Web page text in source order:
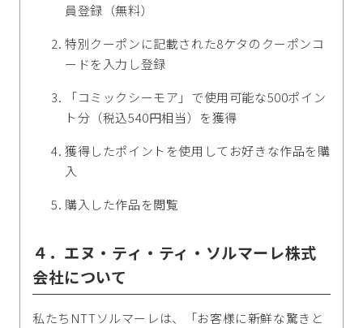
員登録（無料）
特別クーポンに記載された8ケタのクーポンコ
ードを入力し登録
「コミックシーモア」で使用可能な500ポイン
ト分（税込540円相当）を獲得
獲得したポイントを使用してお好きな作品を購
入
購入した作品を閲覧
４．エヌ・ティ・ティ・ソルマーレ株式
会社について
私たちNTTソルマーレは、「お客様に新鮮な驚きと